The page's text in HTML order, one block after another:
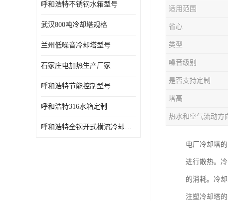
呼和浩特不锈钢水箱型号
武汉800吨冷却塔规格
兰州低噪音冷却塔型号
石家庄电加热生产厂家
呼和浩特节能控制型号
呼和浩特316水箱定制
呼和浩特全钢开式横流冷却塔型号
适用范围
省心
类型
噪音级别
是否支持定制
塔高
热水和空气流动方
电厂冷却塔
进行散热。
的消耗。冷
注塑冷却塔